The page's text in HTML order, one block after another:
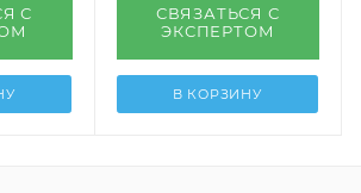
С
СВЯЗАТЬСЯ С
ЭКСПЕРТОМ
В КОРЗИНУ